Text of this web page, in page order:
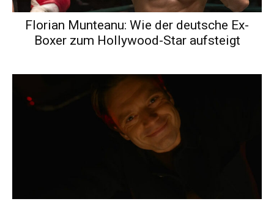
Florian Munteanu: Wie der deutsche Ex-
Boxer zum Hollywood-Star aufsteigt